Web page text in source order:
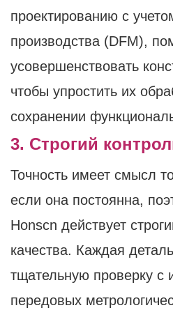
проектированию с
производства (DFM),
усовершенствовать
чтобы упростить их
сохранении
3. Строгий
Точность имеет смысл
если она постоянна,
Honscn действует
качества. Каждая
тщательную проверку с
передовых